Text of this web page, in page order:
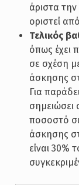
άριστα
οριστεί
Τελικός
όπως έχει
σε σχέση
άσκησης
Για
σημειώσει
ποσοστό
άσκησης
είναι 30%